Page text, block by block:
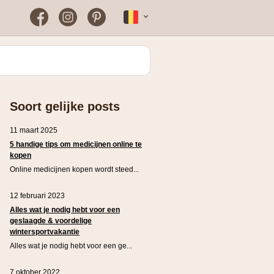
Plopsaland Theater Hotel
WONDR
FacebookInstagramPinterest
Soort gelijke posts
11 maart 2025
5 handige tips om medicijnen online te
kopen
Online medicijnen kopen wordt steed...
12 februari 2023
Alles wat je nodig hebt voor een
geslaagde & voordelige
wintersportvakantie
Alles wat je nodig hebt voor een ge...
7 oktober 2022